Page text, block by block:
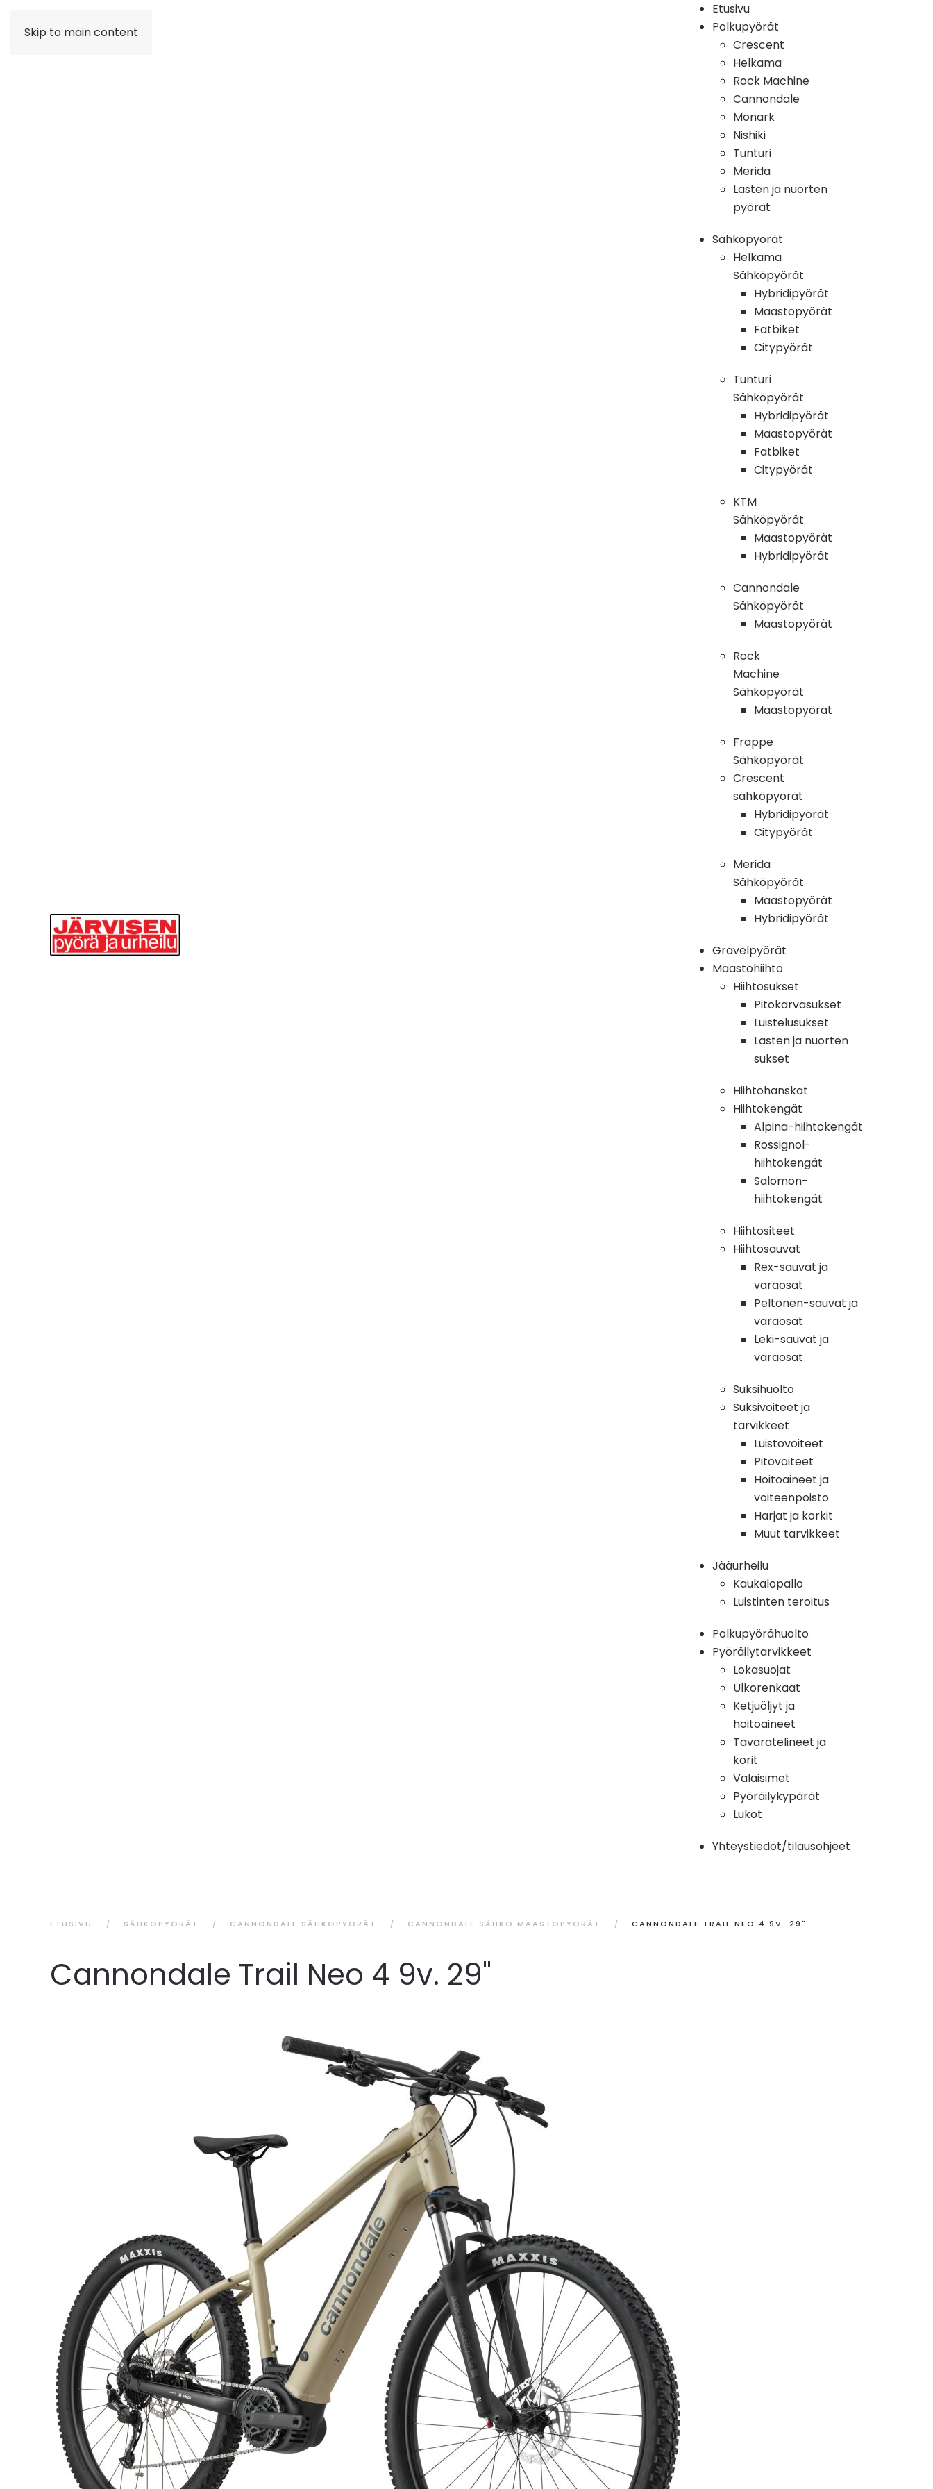
Skip to main content
Etusivu
Polkupyörät
Crescent
Helkama
Rock Machine
Cannondale
Monark
Nishiki
Tunturi
Merida
Lasten ja nuorten
pyörät
Sähköpyörät
Helkama
Sähköpyörät
Hybridipyörät
Maastopyörät
Fatbiket
Citypyörät
Tunturi
Sähköpyörät
Hybridipyörät
Maastopyörät
Fatbiket
Citypyörät
KTM
Sähköpyörät
Maastopyörät
Hybridipyörät
Cannondale
Sähköpyörät
Maastopyörät
Rock
Machine
Sähköpyörät
Maastopyörät
Frappe
Sähköpyörät
Crescent
sähköpyörät
Hybridipyörät
Citypyörät
Merida
Sähköpyörät
Maastopyörät
Hybridipyörät
Gravelpyörät
Maastohiihto
Hiihtosukset
Pitokarvasukset
Luistelusukset
Lasten ja nuorten
sukset
Hiihtohanskat
Hiihtokengät
Alpina-hiihtokengät
Rossignol-
hiihtokengät
Salomon-
hiihtokengät
Hiihtositeet
Hiihtosauvat
Rex-sauvat ja
varaosat
Peltonen-sauvat ja
varaosat
Leki-sauvat ja
varaosat
Suksihuolto
Suksivoiteet ja
tarvikkeet
Luistovoiteet
Pitovoiteet
Hoitoaineet ja
voiteenpoisto
Harjat ja korkit
Muut tarvikkeet
Jääurheilu
Kaukalopallo
Luistinten teroitus
Polkupyörähuolto
Pyöräilytarvikkeet
Lokasuojat
Ulkorenkaat
Ketjuöljyt ja
hoitoaineet
Tavaratelineet ja
korit
Valaisimet
Pyöräilykypärät
Lukot
Yhteystiedot/tilausohjeet
ETUSIVU SÄHKÖPYÖRÄT CANNONDALE SÄHKÖPYÖRÄT CANNONDALE SÄHKÖ MAASTOPYÖRÄT CANNONDALE TRAIL NEO 4 9V. 29"
Cannondale Trail Neo 4 9v. 29"